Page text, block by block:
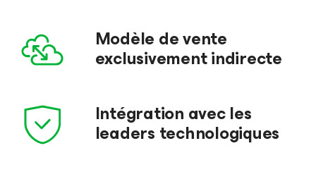
Modèle de vente
exclusivement indirecte
Intégration avec les
leaders technologiques